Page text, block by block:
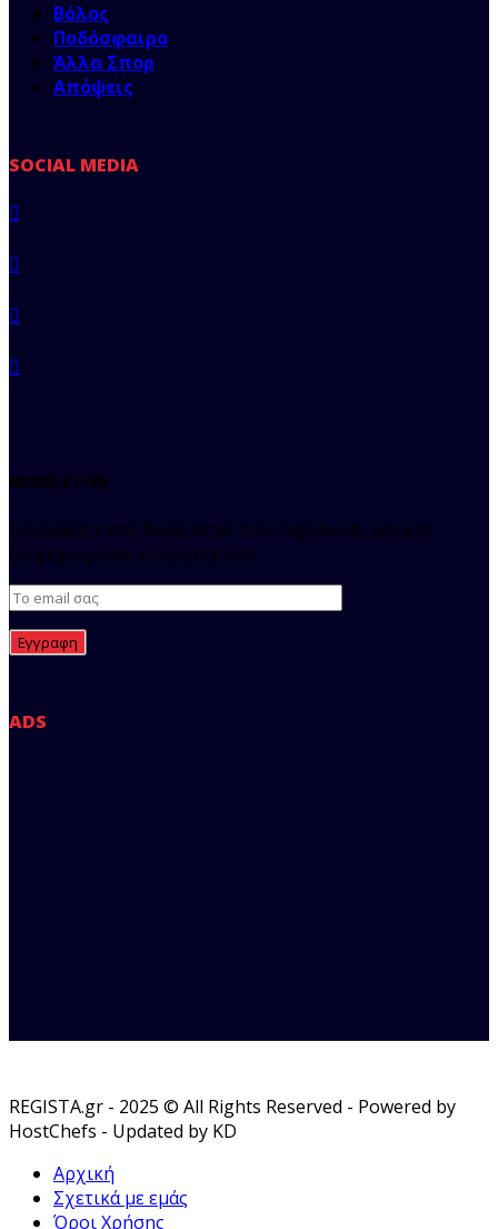
Βόλος
Ποδόσφαιρο
Άλλα Σπορ
Απόψεις
SOCIAL MEDIA
NEWSLETTER
Εγγραφείτε στο Newsletter του regista και μείνετε
ενημερωμένοι για όλα τα νέα.
ADS
REGISTA.gr - 2025 © All Rights Reserved - Powered by
HostChefs - Updated by KD
Αρχική
Σχετικά με εμάς
Όροι Χρήσης